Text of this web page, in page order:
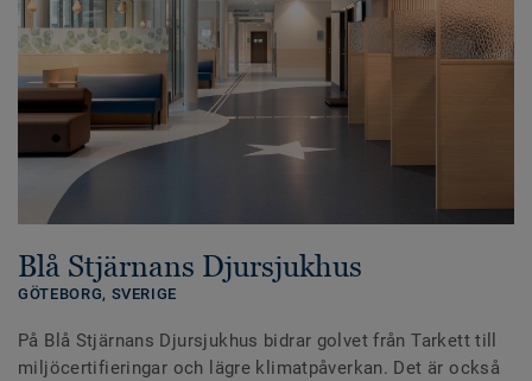
Blå Stjärnans Djursjukhus
GÖTEBORG, SVERIGE
På Blå Stjärnans Djursjukhus bidrar golvet från Tarkett till
miljöcertifieringar och lägre klimatpåverkan. Det är också